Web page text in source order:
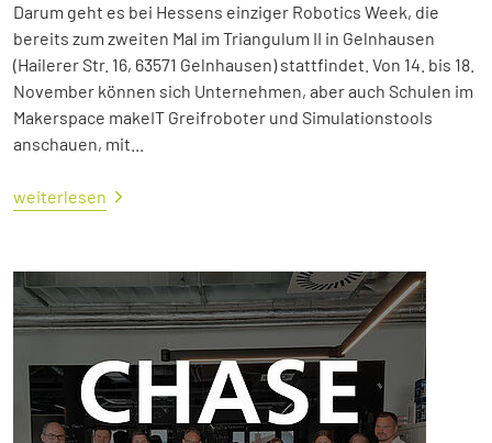
Darum geht es bei Hessens einziger Robotics Week, die
bereits zum zweiten Mal im Triangulum II in Gelnhausen
(Hailerer Str. 16, 63571 Gelnhausen) stattfindet. Von 14. bis 18.
November können sich Unternehmen, aber auch Schulen im
Makerspace makeIT Greifroboter und Simulationstools
anschauen, mit...
weiterlesen